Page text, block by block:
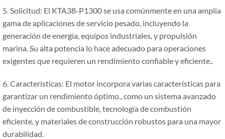
5. Solicitud: El KTA38-P1300 se usa comúnmente en una amplia
gama de aplicaciones de servicio pesado, incluyendo la
generación de energía, equipos industriales, y propulsión
marina. Su alta potencia lo hace adecuado para operaciones
exigentes que requieren un rendimiento confiable y eficiente..
6. Características: El motor incorpora varias características para
garantizar un rendimiento óptimo., como un sistema avanzado
de inyección de combustible, tecnología de combustión
eficiente, y materiales de construcción robustos para una mayor
durabilidad.